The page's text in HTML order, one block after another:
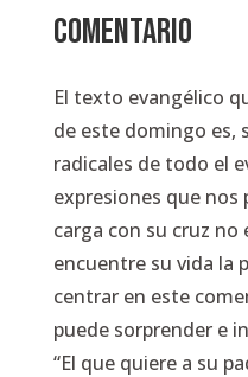
COMENTARIO
El texto evangélico
de este domingo es,
radicales de todo el
expresiones que nos
carga con su cruz no
encuentre su vida la
centrar en este
puede sorprender e
“El que quiere a su